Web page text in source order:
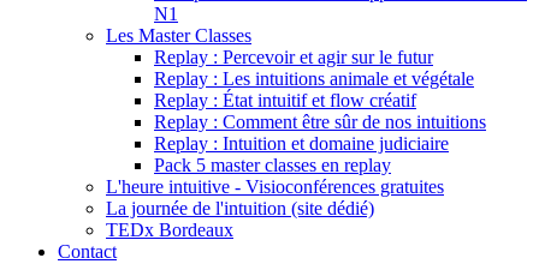
N1
Les Master Classes
Replay : Percevoir et agir sur le futur
Replay : Les intuitions animale et végétale
Replay : État intuitif et flow créatif
Replay : Comment être sûr de nos intuitions
Replay : Intuition et domaine judiciaire
Pack 5 master classes en replay
L'heure intuitive - Visioconférences gratuites
La journée de l'intuition (site dédié)
TEDx Bordeaux
Contact